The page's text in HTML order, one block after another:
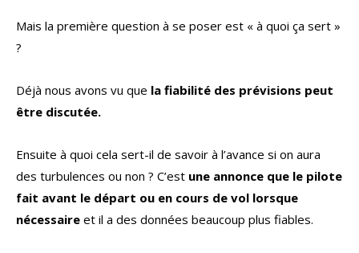
Mais la première question à se poser est « à quoi ça sert »
?
Déjà nous avons vu que la fiabilité des prévisions peut
être discutée.
Ensuite à quoi cela sert-il de savoir à l’avance si on aura
des turbulences ou non ? C’est une annonce que le pilote
fait avant le départ ou en cours de vol lorsque
nécessaire et il a des données beaucoup plus fiables.